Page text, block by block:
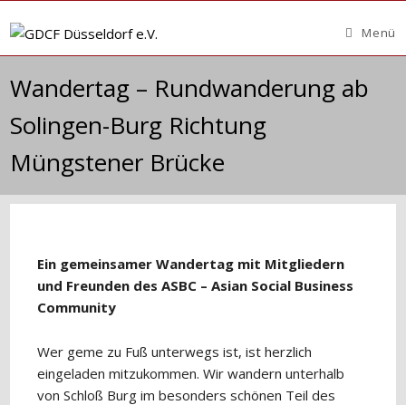
Inhalt
Menü
Wandertag – Rundwanderung ab
Solingen-Burg Richtung
Müngstener Brücke
Ein gemeinsamer Wandertag mit Mitgliedern
und Freunden des ASBC – Asian Social Business
Community
Wer geme zu Fuß unterwegs ist, ist herzlich
eingeladen mitzukommen. Wir wandern unterhalb
von Schloß Burg im besonders schönen Teil des